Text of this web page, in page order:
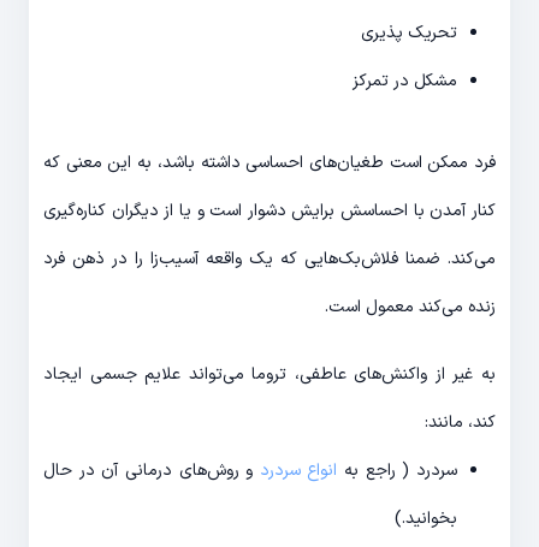
تحریک پذیری
مشکل در تمرکز
فرد ممکن است طغیان‌های احساسی داشته باشد، به این معنی که
کنار آمدن با احساسش برایش دشوار است و یا از دیگران کناره‌گیری
می‌کند. ضمنا فلاش‌بک‌هایی که یک واقعه آسیب‌زا را در ذهن فرد
زنده می‌کند معمول است.
به غیر از واکنش‌های عاطفی، تروما می‌تواند علایم جسمی ایجاد
کند، مانند:
سردرد ( راجع به انواع سردرد و روش‌های درمانی آن در حال
بخوانید.)